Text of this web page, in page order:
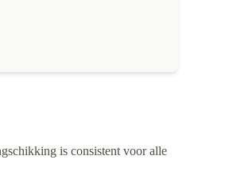
is consistent voor alle